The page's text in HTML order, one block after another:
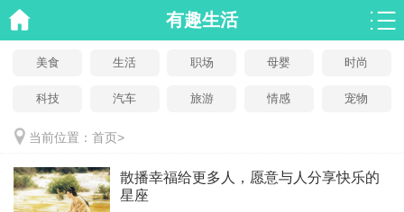
有趣生活
美食 生活 职场 母婴 时尚
科技 汽车 旅游 情感 宠物
当前位置： 首页>
散播幸福给更多人，愿意与人分享快乐的
星座